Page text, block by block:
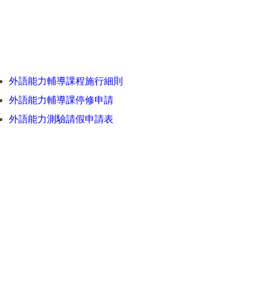
外語能力輔導課程施行細則
外語能力輔導課停修申請
外語能力測驗請假申請表